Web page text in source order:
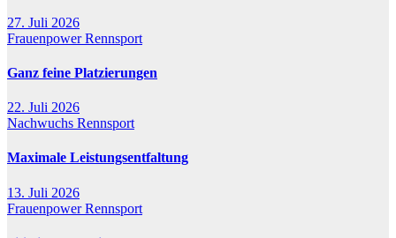
27. Juli 2026
FrauenpowerRennsport
Ganz feine Platzierungen
22. Juli 2026
Nachwuchs Rennsport
Maximale Leistungsentfaltung
13. Juli 2026
FrauenpowerRennsport